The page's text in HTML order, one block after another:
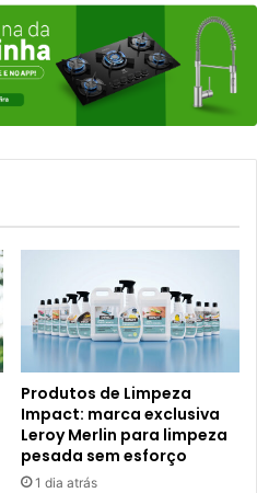
Produtos de Limpeza
Impact: marca exclusiva
Leroy Merlin para limpeza
pesada sem esforço
1 dia atrás